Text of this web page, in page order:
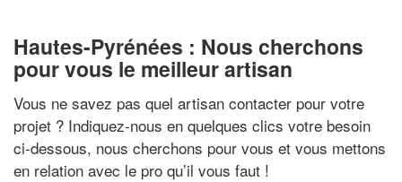
Hautes-Pyrénées : Nous cherchons
pour vous le meilleur artisan
Vous ne savez pas quel artisan contacter pour votre
projet ? Indiquez-nous en quelques clics votre besoin
ci-dessous, nous cherchons pour vous et vous mettons
en relation avec le pro qu’il vous faut !